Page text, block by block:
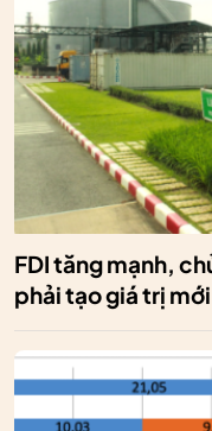
FDI tăng mạnh,
phải tạo giá trị mới